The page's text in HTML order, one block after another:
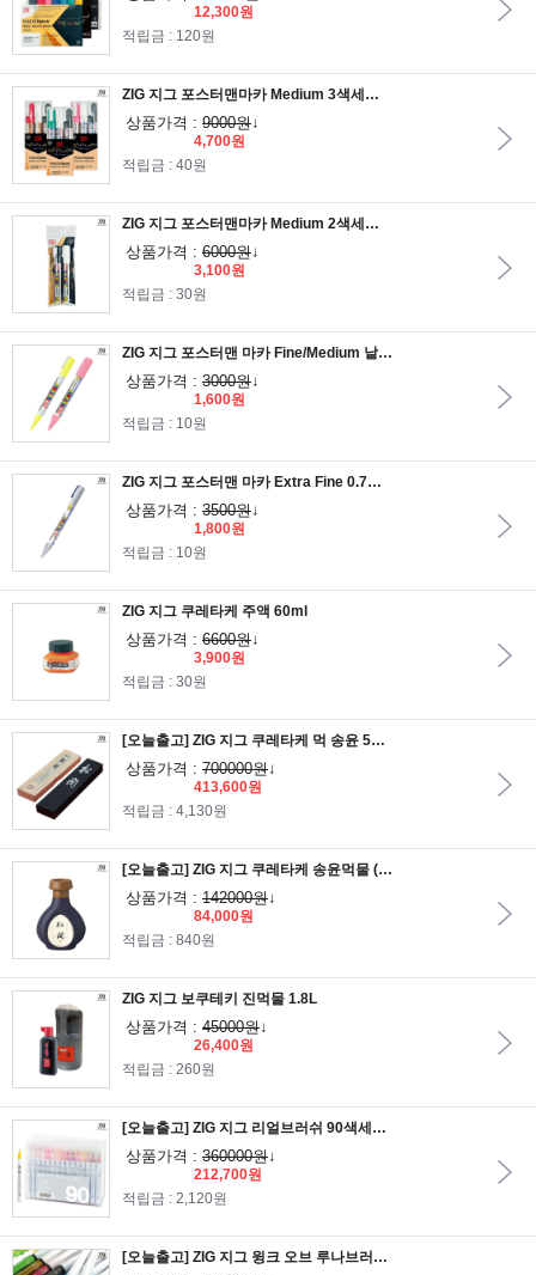
12,300원
적립금 : 120원
ZIG 지그 포스터맨마카 Medium 3색세트 3종/수성안료 잉크 페인트마카
상품가격 : 9000원↓
4,700원
적립금 : 40원
ZIG 지그 포스터맨마카 Medium 2색세트/수성안료 잉크 페인트마카
상품가격 : 6000원↓
3,100원
적립금 : 30원
ZIG 지그 포스터맨 마카 Fine/Medium 낱색 1자루 25칼라/수성안료 잉크 페인트마카/아크릴화
상품가격 : 3000원↓
1,600원
적립금 : 10원
ZIG 지그 포스터맨 마카 Extra Fine 0.7mm 1자루/수성안료 잉크 페인트마카/아크릴화
상품가격 : 3500원↓
1,800원
적립금 : 10원
ZIG 지그 쿠레타케 주액 60ml
상품가격 : 6600원↓
3,900원
적립금 : 30원
[오늘출고] ZIG 지그 쿠레타케 먹 송윤 5정/송윤먹/쿠레타케먹/지그먹/서예먹
상품가격 : 700000원↓
413,600원
적립금 : 4,130원
[오늘출고] ZIG 지그 쿠레타케 송윤먹물 (유연) 250ml
상품가격 : 142000원↓
84,000원
적립금 : 840원
ZIG 지그 보쿠테키 진먹물 1.8L
상품가격 : 45000원↓
26,400원
적립금 : 260원
[오늘출고] ZIG 지그 리얼브러쉬 90색세트/쿠레타케 캘리그라피 붓펜
상품가격 : 360000원↓
212,700원
적립금 : 2,120원
[오늘출고] ZIG 지그 윙크 오브 루나브러쉬 디스플레이세트 9색 54개입 1세트